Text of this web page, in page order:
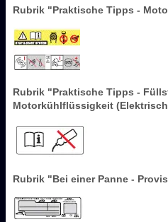
Rubrik "Praktische Tipps -
Rubrik "Praktische Tipps -
Motorkühlflüssigkeit
Rubrik "Bei einer Panne -